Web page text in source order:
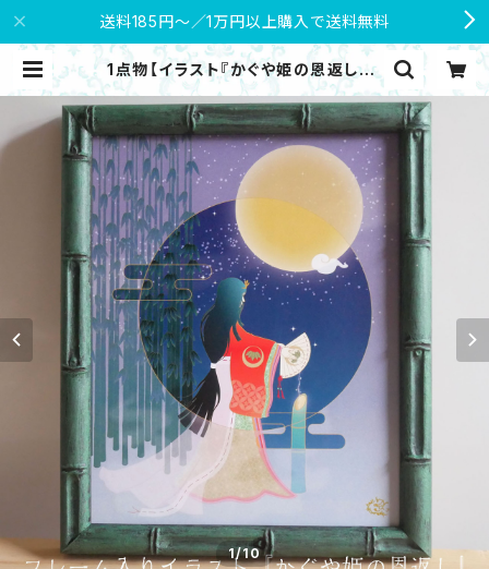
送料185円～／1万円以上購入で送料無料
1点物【イラスト『かぐや姫の恩返し』＆
かぐや姫の満月塩】天然石付きフレー
ム 遠野の霊石 富士溶岩 開運アート |
Nana Avarock
1/10